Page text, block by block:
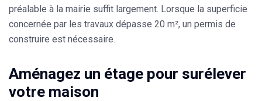
préalable à la mairie suffit largement. Lorsque la superficie
concernée par les travaux dépasse 20 m², un permis de
construire est nécessaire.
Aménagez un étage pour surélever
votre maison